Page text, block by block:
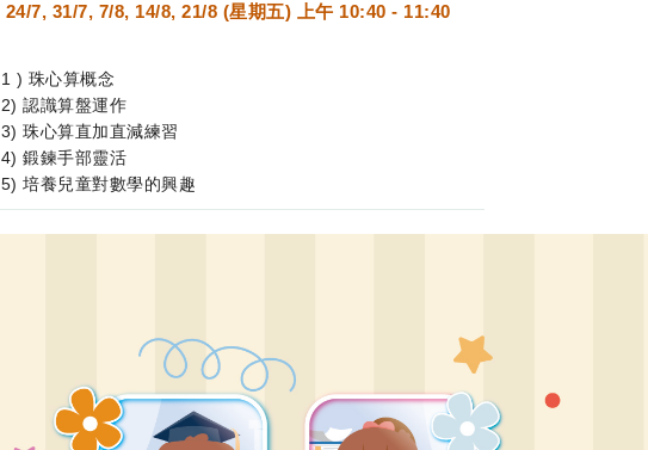
24/7, 31/7, 7/8, 14/8, 21/8 (星期五) 上午 10:40 - 11:40
1 ) 珠心算概念
2) 認識算盤運作
3) 珠心算直加直減練習
4) 鍛鍊手部靈活
5) 培養兒童對數學的興趣